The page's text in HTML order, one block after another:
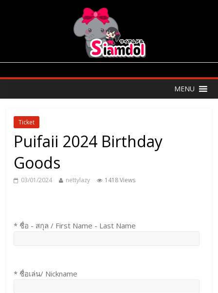
MENU
Ticket
Puifaii 2024 Birthday
Goods
03/01/2024 nettylazy 1418 Views
* ชื่อ - สกุล / First Name - Last Name
* ชื่อเล่น/ Nickname